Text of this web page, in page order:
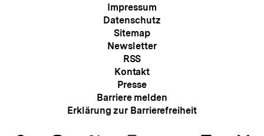
Meta-
Navigation
Impressum
Datenschutz
Sitemap
Newsletter
RSS
Kontakt
Presse
Barriere melden
Erklärung zur Barrierefreiheit